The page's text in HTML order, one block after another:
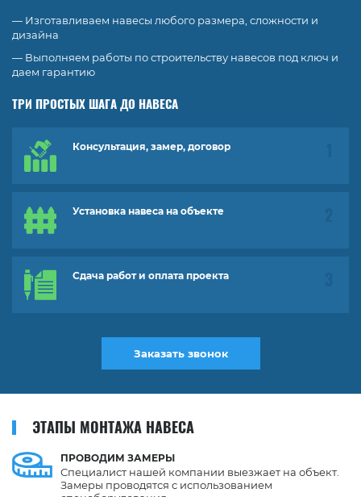
— Изготавливаем навесы любого размера, сложности и
дизайна
— Выполняем работы по строительству навесов под ключ и
даем гарантию
ТРИ ПРОСТЫХ ШАГА ДО НАВЕСА
Консультация, замер, договор
Установка навеса на объекте
Сдача работ и оплата проекта
Заказать звонок
ЭТАПЫ МОНТАЖА НАВЕСА
ПРОВОДИМ ЗАМЕРЫ
Специалист нашей компании выезжает на объект.
Замеры проводятся с использованием